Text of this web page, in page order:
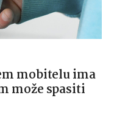
mobitelu ima
može spasiti